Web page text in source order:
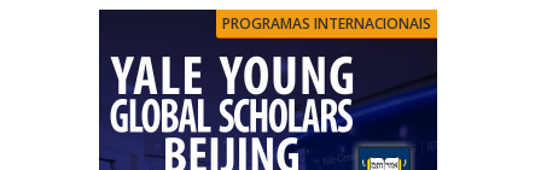
PROGRAMAS INTERNACIONAIS